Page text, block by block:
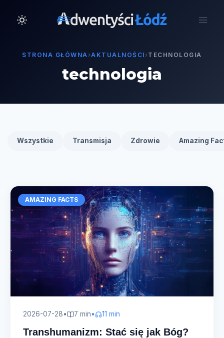
STRONA GŁÓWNA ›AKTUALNOŚCI › TECHNOLOGIA
technologia
Wszystkie Transmisja Zdrowie Amazing
AMAZING FACTS
2026-07-28• 7 min• 11 min
Transhumanizm: Stać się jak Bóg?